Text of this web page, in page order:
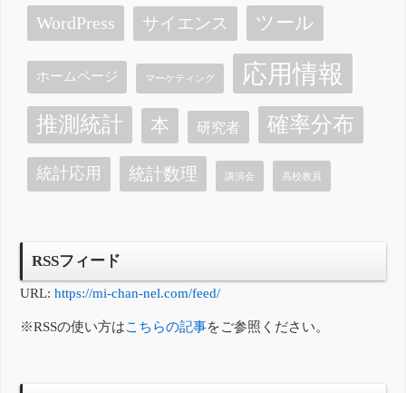
WordPress サイエンス ツール
ホームページ マーケティング 応用情報
推測統計 本 研究者 確率分布
統計応用 統計数理 講演会 高校教員
RSSフィード
URL:https://mi-chan-nel.com/feed/
※RSSの使い方はこちらの記事をご参照ください。